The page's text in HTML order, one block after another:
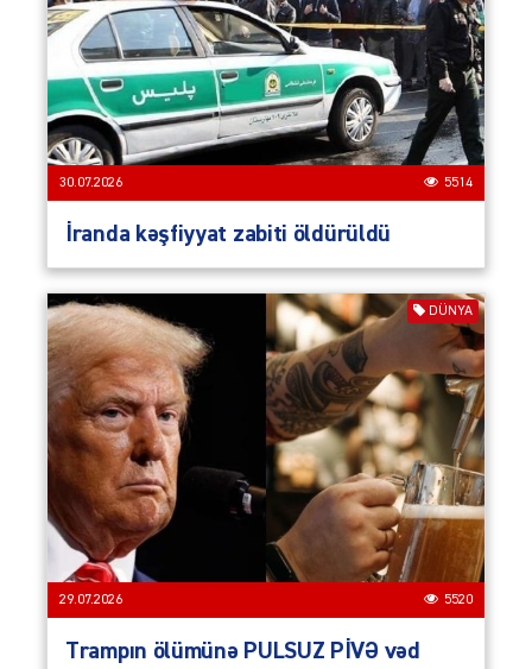
30.07.2026 5514
İranda kəşfiyyat zabiti öldürüldü
DÜNYA
29.07.2026 5520
Trampın ölümünə PULSUZ PİVƏ vəd